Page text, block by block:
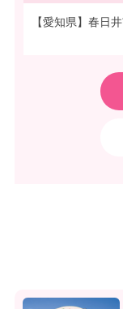
【愛知県】春日